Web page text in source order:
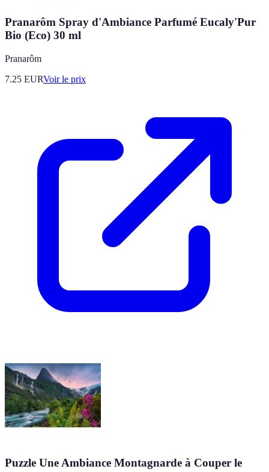
Pranarôm Spray d'Ambiance Parfumé Eucaly'Pur
Bio (Eco) 30 ml
Pranarôm
7.25 EURVoir le prix
Puzzle Une Ambiance Montagnarde à Couper le